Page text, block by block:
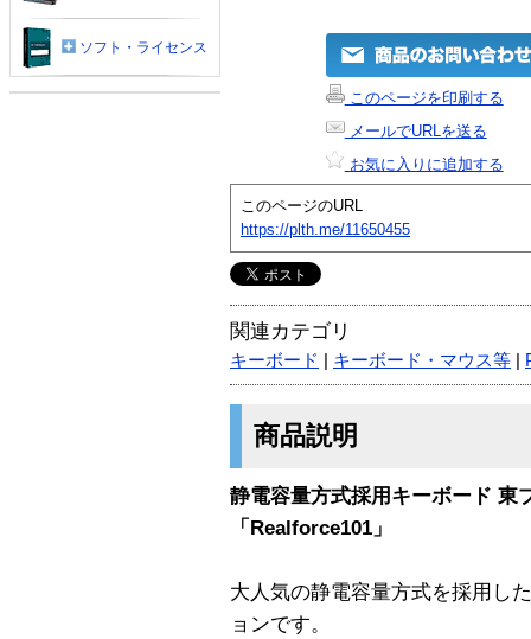
このページを印刷する
メールでURLを送る
お気に入りに追加する
このページのURL
https://plth.me/11650455
関連カテゴリ
キーボード キーボード・マウス等
商品説明
静電容量方式採用キーボード 東
「Realforce101」
大人気の静電容量方式を採用し
ョンです。
ソフト・ライセンス